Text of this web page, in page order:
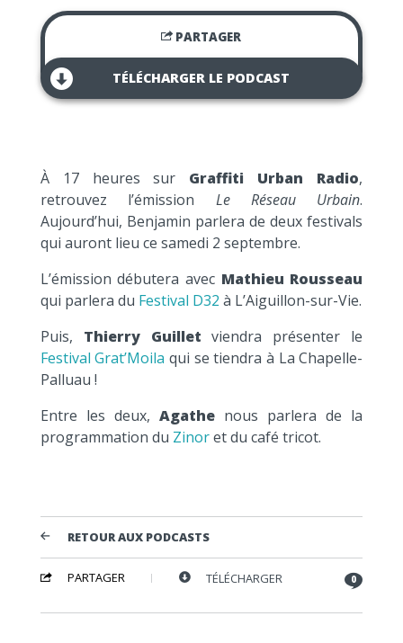
PARTAGER
TÉLÉCHARGER LE PODCAST
À 17 heures sur Graffiti Urban Radio,
retrouvez l’émission Le Réseau Urbain.
Aujourd’hui, Benjamin parlera de deux festivals
qui auront lieu ce samedi 2 septembre.
L’émission débutera avec Mathieu Rousseau
qui parlera du Festival D32 à L’Aiguillon-sur-Vie.
Puis, Thierry Guillet viendra présenter le
Festival Grat’Moila qui se tiendra à La Chapelle-
Palluau !
Entre les deux, Agathenous parlera de la
programmation du Zinoret du café tricot.
RETOUR AUX PODCASTS
PARTAGER TÉLÉCHARGER 0